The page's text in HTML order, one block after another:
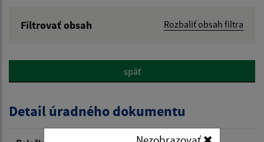
Filtrovať obsah Rozbaliť obsah filtra
Popis:
Dátum zverejnenia od:
späť
Detail úradného dokumentu